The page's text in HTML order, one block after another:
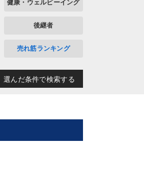
健康・ウェルビーイング
後継者
売れ筋ランキング
選んだ条件で検索する